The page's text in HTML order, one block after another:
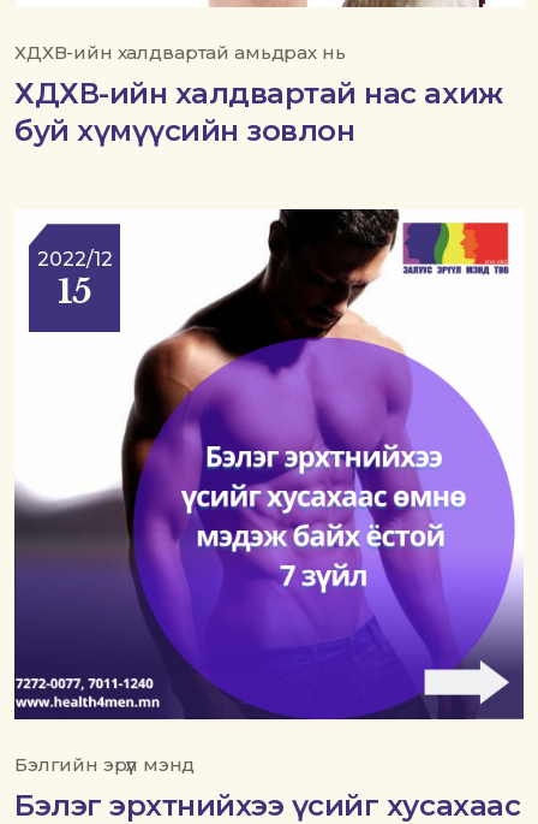
ХДХВ-ийн халдвартай амьдрах нь
ХДХВ-ийн халдвартай нас ахиж
буй хүмүүсийн зовлон
2022/12
15
Бэлгийн эрүүл мэнд
Бэлэг эрхтнийхээ үсийг хусахаас